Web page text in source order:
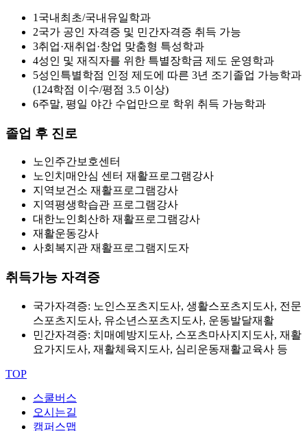
1 국내최초/국내유일학과
2국가 공인 자격증 및 민간자격증 취득 가능
3취업·재취업·창업 맞춤형 특성학과
4성인 및 재직자를 위한 특별장학금 제도 운영학과
5성인특별학점 인정 제도에 따른 3년 조기졸업 가능학과
(124학점 이수/평점 3.5 이상)
6주말, 평일 야간 수업만으로 학위 취득 가능학과
졸업 후 진로
노인주간보호센터
노인치매안심 센터 재활프로그램강사
지역보건소 재활프로그램강사
지역평생학습관 프로그램강사
대한노인회산하 재활프로그램강사
재활운동강사
사회복지관 재활프로그램지도자
취득가능 자격증
국가자격증: 노인스포츠지도사, 생활스포츠지도사, 전문
스포츠지도사, 유소년스포츠지도사, 운동발달재활
민간자격증: 치매예방지도사, 스포츠마사지지도사, 재활
요가지도사, 재활체육지도사, 심리운동재활교육사 등
TOP
스쿨버스
오시는길
캠퍼스맵